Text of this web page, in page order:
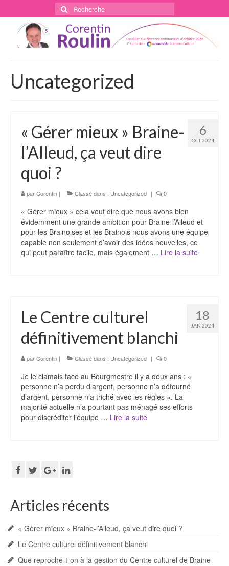
Rechercher
:
Uncategorized
6
OCT 2024
« Gérer mieux » Braine-
l’Alleud, ça veut dire
quoi ?
parCorentin | Classé dans : Uncategorized | 0
« Gérer mieux » cela veut dire que nous avons bien
évidemment une grande ambition pour Braine-l’Alleud et
pour les Brainoises et les Brainois nous avons une équipe
capable non seulement d’avoir des idées nouvelles, ce
qui peut paraître facile, mais également … Lire la suite­­
18
JAN 2024
Le Centre culturel
définitivement blanchi
parCorentin | Classé dans : Uncategorized | 0
Je le clamais face au Bourgmestre il y a deux ans : «
personne n’a perdu d’argent, personne n’a détourné
d’argent, personne n’a triché avec les règles ». La
majorité actuelle n’a pourtant pas ménagé ses efforts
pour discréditer l’équipe … Lire la suite­­
Articles récents
« Gérer mieux » Braine-l’Alleud, ça veut dire quoi ?
Le Centre culturel définitivement blanchi
Que reproche-t-on à la gestion du Centre culturel de Braine-